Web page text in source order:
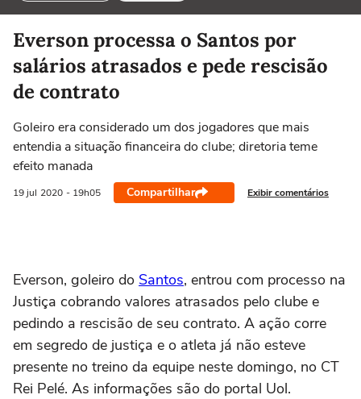
Selecione o time para ver as notícias
Everson processa o Santos por
salários atrasados e pede rescisão
de contrato
Goleiro era considerado um dos jogadores que mais
entendia a situação financeira do clube; diretoria teme
efeito manada
19 jul 2020 - 19h05 Compartilhar Exibir comentários
Everson, goleiro do Santos, entrou com processo na
Justiça cobrando valores atrasados pelo clube e
pedindo a rescisão de seu contrato. A ação corre
em segredo de justiça e o atleta já não esteve
presente no treino da equipe neste domingo, no CT
Rei Pelé. As informações são do portal Uol.